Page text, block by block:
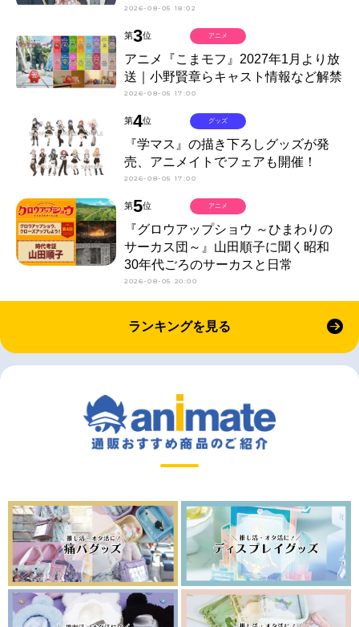
2026-08-05 18:02
第3位
アニメ『こまモフ』2027年1月より放
送｜小野賢章らキャスト情報など解禁
2026-08-05 17:00
アニメ
第4位
『学マス』の描き下ろしグッズが発
売、アニメイトでフェアも開催！
2026-08-05 17:00
グッズ
第5位
『グロウアップショウ ～ひまわりの
サーカス団～』山田順子に聞く昭和
30年代ごろのサーカスと日常
2026-08-05 20:00
アニメ
ランキングを見る